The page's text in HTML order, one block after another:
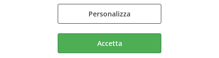
Personalizza
Accetta
4711474429360